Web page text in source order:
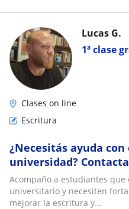
1ª clase
Lucas G.
Clases on line
Escritura
¿Necesitás ayuda
universidad?
Acompaño a estudiantes
universitario y necesiten
mejorar la escritura y...